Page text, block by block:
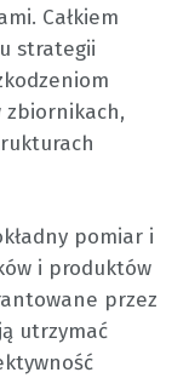
Całkiem
strategii
zbiornikach,
pomiar i
i produktów
przez
utrzymać